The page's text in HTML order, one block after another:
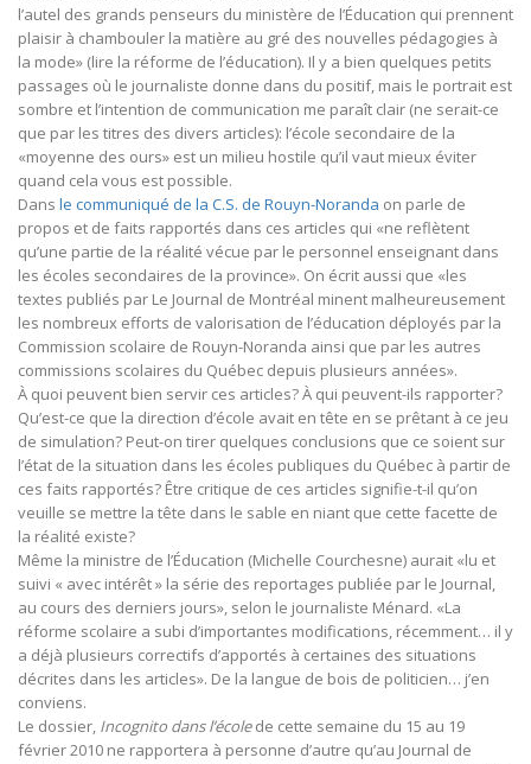
l’autel des grands penseurs du ministère de l’Éducation qui prennent
plaisir à chambouler la matière au gré des nouvelles pédagogies à
la mode» (lire la réforme de l’éducation). Il y a bien quelques petits
passages où le journaliste donne dans du positif, mais le portrait est
sombre et l’intention de communication me paraît clair (ne serait-ce
que par les titres des divers articles): l’école secondaire de la
«moyenne des ours» est un milieu hostile qu’il vaut mieux éviter
quand cela vous est possible.
Dans le communiqué de la C.S. de Rouyn-Noranda on parle de
propos et de faits rapportés dans ces articles qui «ne reflètent
qu’une partie de la réalité vécue par le personnel enseignant dans
les écoles secondaires de la province». On écrit aussi que «les
textes publiés par Le Journal de Montréal minent malheureusement
les nombreux efforts de valorisation de l’éducation déployés par la
Commission scolaire de Rouyn-Noranda ainsi que par les autres
commissions scolaires du Québec depuis plusieurs années».
À quoi peuvent bien servir ces articles? À qui peuvent-ils rapporter?
Qu’est-ce que la direction d’école avait en tête en se prêtant à ce jeu
de simulation? Peut-on tirer quelques conclusions que ce soient sur
l’état de la situation dans les écoles publiques du Québec à partir de
ces faits rapportés? Être critique de ces articles signifie-t-il qu’on
veuille se mettre la tête dans le sable en niant que cette facette de
la réalité existe?
Même la ministre de l’Éducation (Michelle Courchesne) aurait «lu et
suivi « avec intérêt » la série des reportages publiée par le Journal,
au cours des derniers jours», selon le journaliste Ménard. «La
réforme scolaire a subi d’importantes modifications, récemment… il y
a déjà plusieurs correctifs d’apportés à certaines des situations
décrites dans les articles». De la langue de bois de politicien… j’en
conviens.
Le dossier, Incognito dans l’écolede cette semaine du 15 au 19
février 2010 ne rapportera à personne d’autre qu’au Journal de